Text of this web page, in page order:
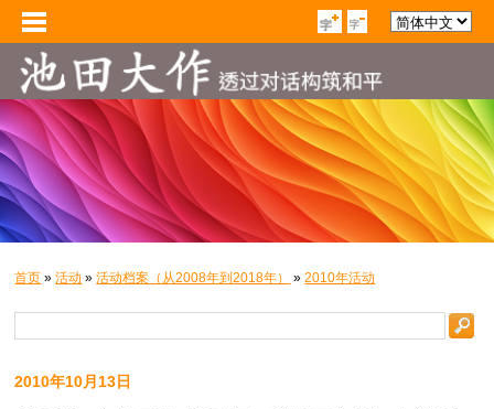
首页 »活动 »活动档案（从2008年到2018年） »2010年活动
2010年10月13日